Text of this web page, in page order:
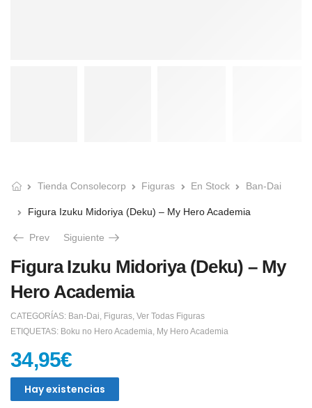
Tienda Consolecorp Figuras En Stock Ban-Dai
Figura Izuku Midoriya (Deku) – My Hero Academia
Prev Siguiente
Figura Izuku Midoriya (Deku) – My
Hero Academia
CATEGORÍAS: Ban-Dai, Figuras, Ver Todas Figuras
ETIQUETAS: Boku no Hero Academia, My Hero Academia
34,95€
Hay existencias